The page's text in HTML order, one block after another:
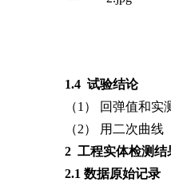
1.4试验结论
（1 ）
回弹值和实
（2） 用二次曲线
2工程实体检测结
2.1数据原始记录